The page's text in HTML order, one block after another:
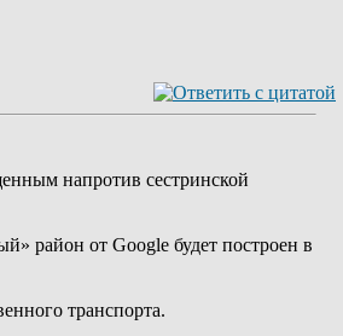
напротив сестринской
район от Google будет построен в
транспорта.